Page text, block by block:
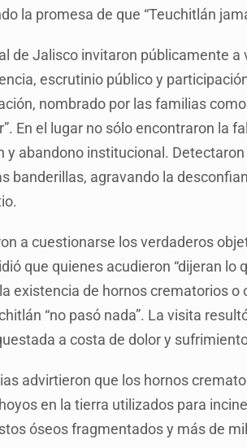
la promesa de que “Teuchitlán
de Jalisco invitaron públicamente
escrutinio público y
nombrado por las familias como
En el lugar no sólo encontraron la
y abandono institucional.
banderillas, agravando la
a cuestionarse los verdaderos
que quienes acudieron “dijeran lo
existencia de hornos crematorios o
“no pasó nada”. La visita
a costa de dolor y
advirtieron que los hornos
en la tierra utilizados para
óseos fragmentados y más de